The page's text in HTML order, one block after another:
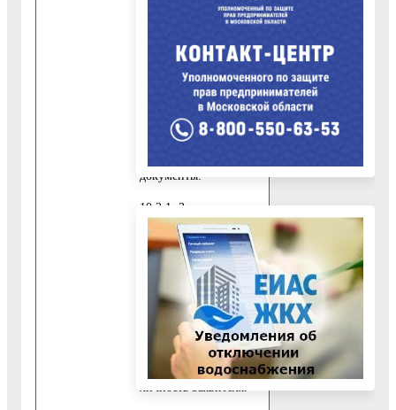
дополнительно к
указанному в пункте
10.1.1 настоящего
Административного
регламента,
представляются
следующие
документы:
10.2.1. Заявление,
подписанное
Заявителем
(приложение 10 к
настоящему
Административному
регламенту).
10.2.2. Документ,
удостоверяющий
личность Заявителя.